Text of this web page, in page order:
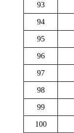
93
94
95
96
97
98
99
100